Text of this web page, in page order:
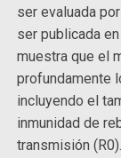
ser evaluada
ser publicada
muestra que el
profundamente
incluyendo el
inmunidad de
transmisión